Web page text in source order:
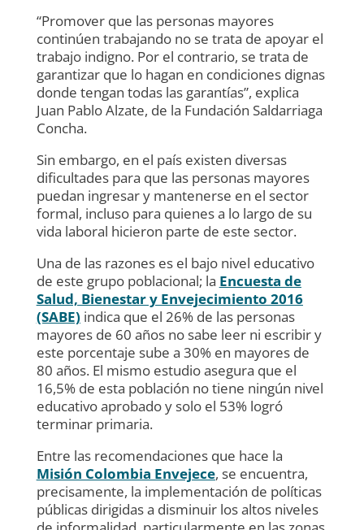
“Promover que las personas mayores
continúen trabajando no se trata de apoyar el
trabajo indigno. Por el contrario, se trata de
garantizar que lo hagan en condiciones dignas
donde tengan todas las garantías”, explica
Juan Pablo Alzate, de la Fundación Saldarriaga
Concha.
Sin embargo, en el país existen diversas
dificultades para que las personas mayores
puedan ingresar y mantenerse en el sector
formal, incluso para quienes a lo largo de su
vida laboral hicieron parte de este sector.
Una de las razones es el bajo nivel educativo
de este grupo poblacional; la Encuesta de
Salud, Bienestar y Envejecimiento 2016
(SABE) indica que el 26% de las personas
mayores de 60 años no sabe leer ni escribir y
este porcentaje sube a 30% en mayores de
80 años. El mismo estudio asegura que el
16,5% de esta población no tiene ningún nivel
educativo aprobado y solo el 53% logró
terminar primaria.
Entre las recomendaciones que hace la
Misión Colombia Envejece, se encuentra,
precisamente, la implementación de políticas
públicas dirigidas a disminuir los altos niveles